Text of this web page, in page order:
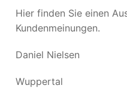
Hier finden Sie einen
Kundenmeinungen.
Daniel Nielsen
Wuppertal